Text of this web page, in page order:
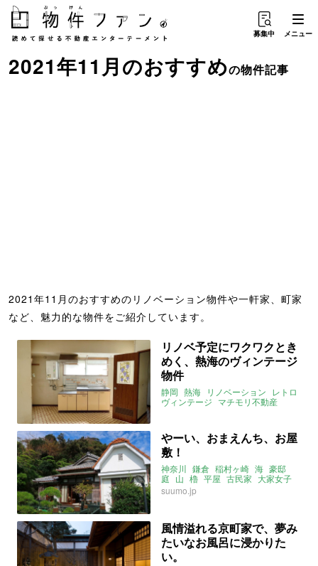
募集中 メニュー
2021年11月のおすすめの物件記事
2021年11月のおすすめのリノベーション物件や一軒家、町家
など、魅力的な物件をご紹介しています。
リノベ予定にワクワクとき
めく、熱海のヴィンテージ
物件
静岡 熱海 リノベーション レトロ
ヴィンテージ マチモリ不動産
やーい、おまえんち、お屋
敷！
神奈川 鎌倉 稲村ヶ崎 海 豪邸
庭 山 櫓 平屋 古民家 大家女子
2021年11月のおすすめ
suumo.jp
風情溢れる京町家で、夢み
たいなお風呂に浸かりた
い。